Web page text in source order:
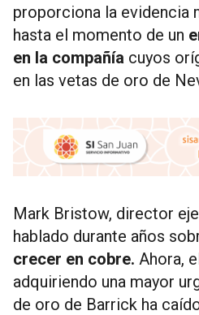
proporciona la evidencia
hasta el momento de un
en la compañía cuyos
en las vetas de oro de
Mark Bristow, director
hablado durante años
crecer en cobre. Ahora,
adquiriendo una mayor
de oro de Barrick ha